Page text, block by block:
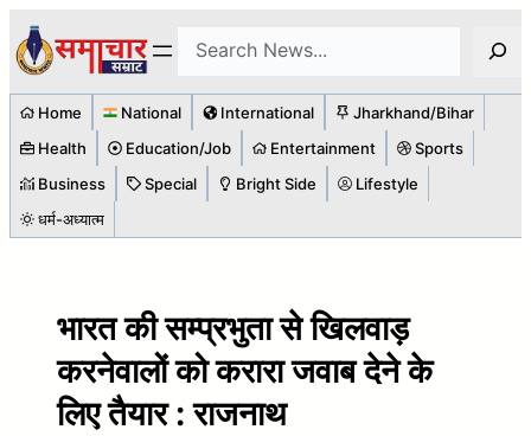
Skip
to
content
Search
Home National International
Jharkhand/Bihar
Health
Education/Job Entertainment
Sports
Business
Special Bright Side
Lifestyle
धर्म-अध्यात्म
भारत की सम्प्रभुता से खिलवाड़
करनेवालों को करारा जवाब देने के
लिए तैयार : राजनाथ